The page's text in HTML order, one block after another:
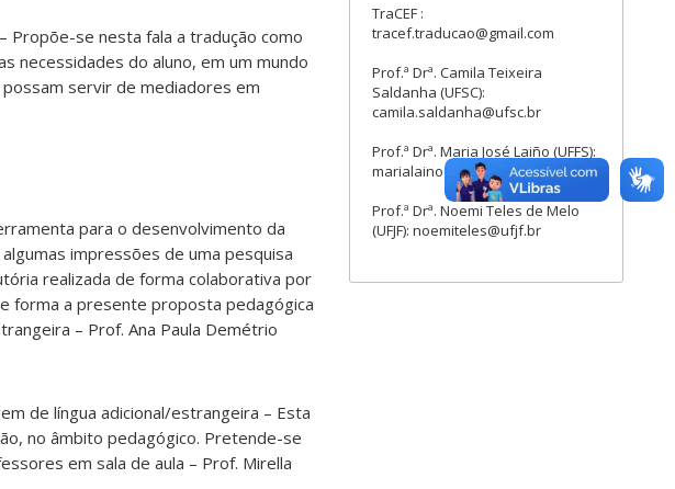
Propõe-se nesta fala a tradução como
necessidades do aluno, em um mundo
servir de mediadores em
para o desenvolvimento da
impressões de uma pesquisa
realizada de forma colaborativa por
forma a presente proposta pedagógica
– Prof. Ana Paula Demétrio
de língua adicional/estrangeira – Esta
no âmbito pedagógico. Pretende-se
em sala de aula – Prof. Mirella
TraCEF :
tracef.traducao@gmail.com
Prof.ª Drª. Camila Teixeira
Saldanha (UFSC):
camila.saldanha@ufsc.br
Prof.ª Drª. Maria José Laiño (UFFS):
marialaino@uffs.edu.br
Prof.ª Drª. Noemi Teles de Melo
(UFJF): noemiteles@ufjf.br